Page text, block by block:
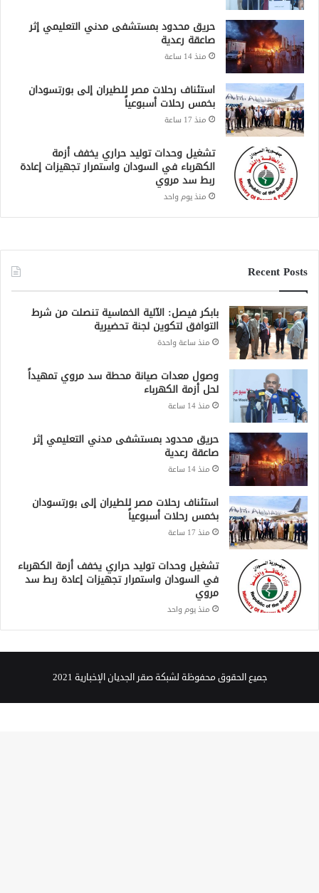
حريق محدود بمستشفى مدني التعليمي إثر
صاعقة رعدية
منذ 14 ساعة
استئناف رحلات مصر للطيران إلى بورتسودان
بخمس رحلات أسبوعياً
منذ 17 ساعة
تشغيل وحدات توليد حراري يخفف أزمة
الكهرباء في السودان واستمرار تجهيزات إعادة
ربط سد مروي
منذ يوم واحد
Recent Posts
بابكر فيصل: الآلية الخماسية تنصلت من شرط
التوافق لتكوين لجنة تحضيرية
منذ ساعة واحدة
وصول معدات صيانة محطة سد مروي تمهيداً
لحل أزمة الكهرباء
منذ 14 ساعة
حريق محدود بمستشفى مدني التعليمي إثر
صاعقة رعدية
منذ 14 ساعة
استئناف رحلات مصر للطيران إلى بورتسودان
بخمس رحلات أسبوعياً
منذ 17 ساعة
تشغيل وحدات توليد حراري يخفف أزمة الكهرباء
في السودان واستمرار تجهيزات إعادة ربط سد
مروي
منذ يوم واحد
جميع الحقوق محفوظة لشبكة صقر الجديان الإخبارية 2021